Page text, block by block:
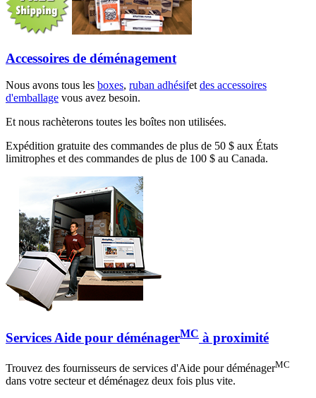
Accessoires de déménagement
Nous avons tous les boxes, ruban adhésifetdes accessoires
d'emballage vous avez besoin.
Et nous rachèterons toutes les boîtes non utilisées.
Expédition gratuite des commandes de plus de 50 $ aux États
limitrophes et des commandes de plus de 100 $ au Canada.
Services Aide pour déménagerMC à proximité
Trouvez des fournisseurs de services d'Aide pour déménagerMC
dans votre secteur et déménagez deux fois plus vite.